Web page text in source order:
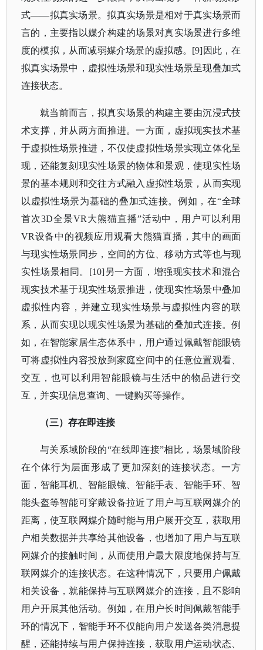
式——拟真实场景。拟真实场景是相对于真实场景而
言的，主要指以媒介构建的场景对真实场景进行多维
度的模拟，从而减弱媒介场景的虚拟感。[9]因此，在
拟真实场景中，虚拟性场景和现实性场景呈现叠加式
连接状态。
就当前而言，拟真实场景的构建主要由沉浸式技
术支撑，并从两方面推进。一方面，虚拟现实技术基
于虚拟性场景推进，不仅使虚拟性场景实现立体化呈
现，还能复刻现实性场景的物体和景观，使现实性场
景的基本规则和交往方式融入虚拟性场景，从而实现
以虚拟性场景为基础的叠加式连接。例如，在“全球
首次3D全景VR大熊猫直播”活动中，用户可以利用
VR设备中的视频应用观看大熊猫直播，其中的画面
与现实性场景同步，空间的方位、移动方式等也与现
实性场景相同。[10]另一方面，增强现实技术和混合
现实技术基于现实性场景推进，使现实性场景中叠加
虚拟性内容，并建立现实性场景与虚拟性内容的联
系，从而实现以现实性场景为基础的叠加式连接。例
如，在智能家居生态体系中，用户通过佩戴智能眼镜
可将虚拟性内容投放到家庭空间中的任意位置观看、
交互，也可以利用智能眼镜与生活中的物品进行交
互，并实现信息查询、一键购买等操作。
（三）存在即连接
与关系域阶段的“在线即连接”相比，场景域阶段
在个体行为层面形成了更加深刻的连接状态。一方
面，智能耳机、智能眼镜、智能手表、智能手环、智
能头盔等智能可穿戴设备拉近了用户与互联网媒介的
距离，使互联网媒介随时能与用户展开交互，获取用
户相关数据并共享给其他设备，也增加了用户与互联
网媒介的接触时间，从而使用户最大限度地保持与互
联网媒介的连接状态。在这种情况下，只要用户佩戴
相关设备，就能保持与互联网媒介的连接，且不影响
用户开展其他活动。例如，在用户长时间佩戴智能手
环的情况下，智能手环不仅能向用户发送各类消息提
醒，还能持续与用户保持连接，获取用户运动状态、